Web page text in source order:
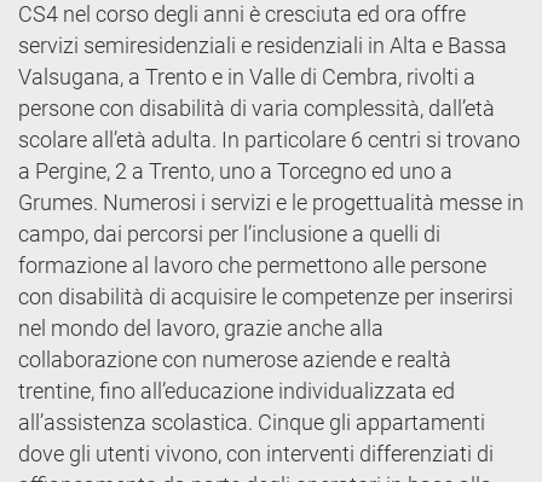
CS4 nel corso degli anni è cresciuta ed ora offre
servizi semiresidenziali e residenziali in Alta e Bassa
Valsugana, a Trento e in Valle di Cembra, rivolti a
persone con disabilità di varia complessità, dall’età
scolare all’età adulta. In particolare 6 centri si trovano
a Pergine, 2 a Trento, uno a Torcegno ed uno a
Grumes. Numerosi i servizi e le progettualità messe in
campo, dai percorsi per l’inclusione a quelli di
formazione al lavoro che permettono alle persone
con disabilità di acquisire le competenze per inserirsi
nel mondo del lavoro, grazie anche alla
collaborazione con numerose aziende e realtà
trentine, fino all’educazione individualizzata ed
all’assistenza scolastica. Cinque gli appartamenti
dove gli utenti vivono, con interventi differenziati di